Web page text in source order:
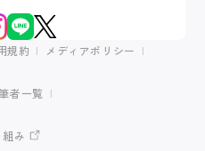
規約
メディアポリシー
者一覧
み